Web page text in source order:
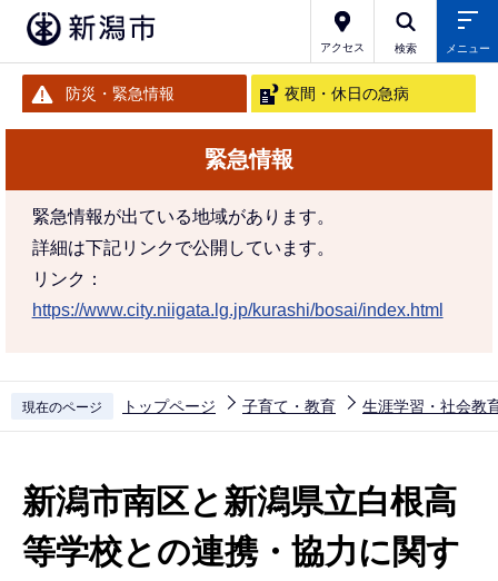
アクセス 検索 メニュー
防災・緊急情報 夜間・休日の急病
緊急情報
緊急情報が出ている地域があります。
詳細は下記リンクで公開しています。
リンク：
https://www.city.niigata.lg.jp/kurashi/bosai/index.html
現在のページ トップページ 子育て・教育 生涯学習・社会教
新潟市南区と新潟県立白根高
等学校との連携・協力に関す